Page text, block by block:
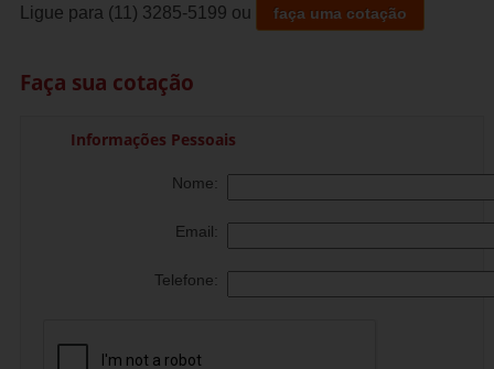
Ligue para (11) 3285-5199 ou faça uma cotação
Faça sua cotação
Informações Pessoais
Nome:
Email:
Telefone: